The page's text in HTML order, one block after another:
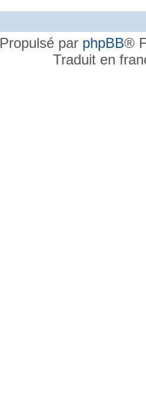
Propulsé par phpBB®
Traduit en